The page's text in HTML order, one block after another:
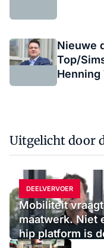
Nieuwe
Top/
Henning
Uitgelicht door
DEELVERVOER
Mobiliteit vraagt
maatwerk. Niet
hip platform is